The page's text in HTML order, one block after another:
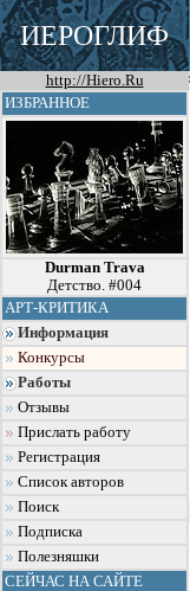
ИЕРОГЛИФ
http://Hiero.Ru
ИЗБРАННОЕ
Durman Trava
Детство. #004
АРТ-КРИТИКА
Информация
Конкурсы
Работы
Отзывы
Прислать работу
Регистрация
Список авторов
Поиск
Подписка
Полезняшки
СЕЙЧАС НА САЙТЕ